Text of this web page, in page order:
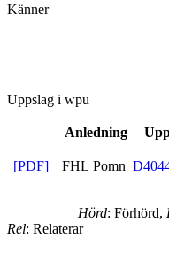
Känner
Uppslag i wpu
Anledning
[PDF] FHL Pomn
Hörd: Förhörd,
Rel: Relaterar